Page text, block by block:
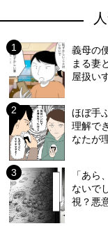
義母の
まる妻
屋扱い
ほぼ手
理解で
なたが
「あ
ないで
視？悪